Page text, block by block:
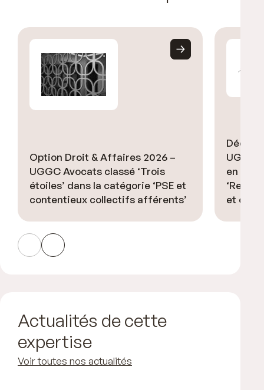
Option Droit & Affaires 2026 –
UGGC Avocats classé ‘Trois
étoiles’ dans la catégorie ‘PSE et
contentieux collectifs afférents’
UGGC
en
et
Actualités de cette
expertise
Voir toutes nos actualités